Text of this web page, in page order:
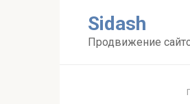
Sidash
Продвижение